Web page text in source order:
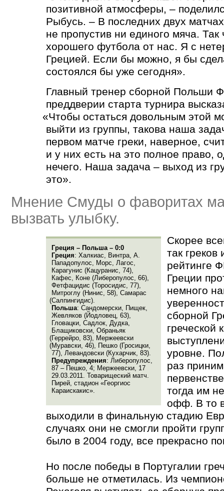
позитивной атмосферы, –
Рыбусь. – В последних двух
не пропустив ни единого мяча. Так
хорошего футбола от нас. Я с
Грецией. Если бы можно, я бы
состоялся бы уже сегодня».
Главный тренер сборной Польши
преддверии старта турнира
«Чтобы остаться довольным этой
выйти из группы, такова наша
первом матче греки, наверное,
и у них есть на это полное право,
нечего. Наша задача – выход из
это».
Мнение Смуды о фаворитах
вызвать улыбку.
Греция – Польша – 0:0
Греция: Халкиас, Винтра, А.
Пападопулос, Морс, Лагос,
Карагунис (Кацуранис, 74),
Кафес, Коне (Либеропулос, 66),
Фетфацидис (Торосидис, 77),
Митроглу (Нинис, 58), Самарас
(Салпингидис).
Польша: Сандомерски, Пищек,
Жевляков (Йодловец, 63),
Гловацки, Садлок, Дудка,
Блащиковски, Обраньяк
(Геррейро, 83), Мержеевски
(Муравски, 46), Пешко (Гросицки,
77), Левандовски (Кухарчик, 83).
Предупреждения: Либеропулос,
87 – Пешко, 4; Мержеевски, 17
29.03.2011. Товарищеский матч.
Пирей, стадион «Георгиос
Караискакис».
Скорее
так
рейтинге
Греции
немного
сборной
греческой
уровне.
раз
тогда им
офф. В то
выходили в финальную стадию
случаях они не смогли пройти
было в 2004 году, все прекрасно
Но после победы в Португалии
больше не отметилась. Из